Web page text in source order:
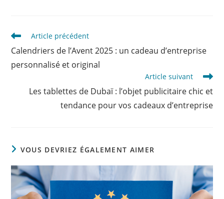
Article précédent
Calendriers de l’Avent 2025 : un cadeau d’entreprise
personnalisé et original
Article suivant
Les tablettes de Dubaï : l’objet publicitaire chic et
tendance pour vos cadeaux d’entreprise
VOUS DEVRIEZ ÉGALEMENT AIMER